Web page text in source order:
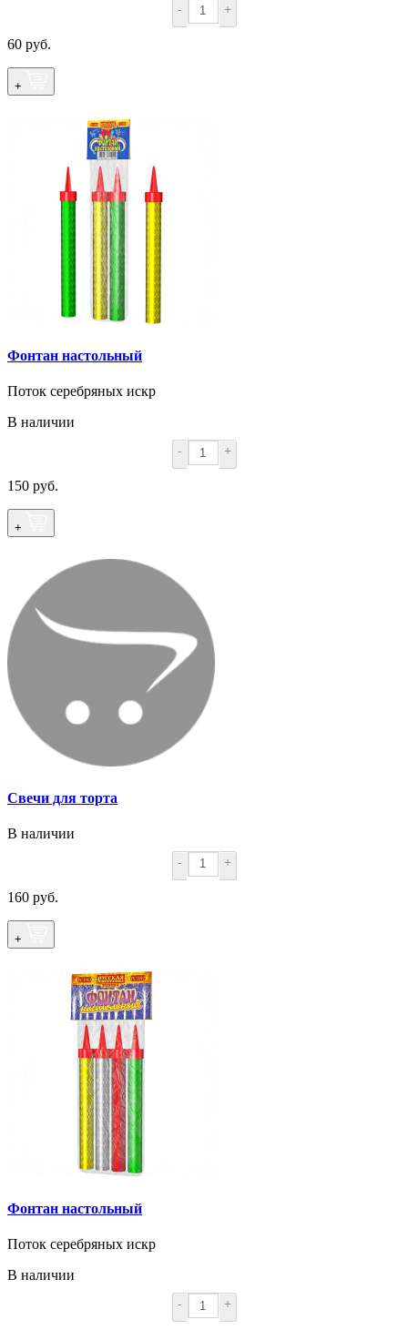
- +
60 руб.
+
Фонтан настольный
Поток серебряных искр
В наличии
- +
150 руб.
+
Свечи для торта
В наличии
- +
160 руб.
+
Фонтан настольный
Поток серебряных искр
В наличии
- +